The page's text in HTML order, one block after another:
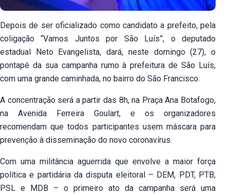
Depois de ser oficializado como candidato a prefeito, pela
coligação “Vamos Juntos por São Luís”, o deputado
estadual Neto Evangelista, dará, neste domingo (27), o
pontapé da sua campanha rumo à prefeitura de São Luís,
com uma grande caminhada, no bairro do São Francisco.
A concentração será a partir das 8h, na Praça Ana Botafogo,
na Avenida Ferreira Goulart, e os organizadores
recomendam que todos participantes usem máscara para
prevenção à disseminação do novo coronavírus.
Com uma militância aguerrida que envolve a maior força
política e partidária da disputa eleitoral – DEM, PDT, PTB,
PSL e MDB – o primeiro ato da campanha será uma